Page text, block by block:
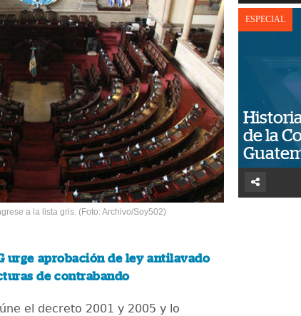
a la lista gris. (Foto: Archivo/Soy502)
urge aprobación de ley antilavado
de contrabando
el decreto 2001 y 2005 y lo
ESPECIAL
de la